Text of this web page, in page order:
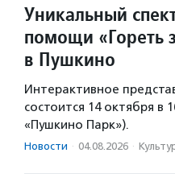
Уникальный
помощи «Гореть
в Пушкино
Интерактивное
состоится 14 октября в
«Пушкино Парк»).
Новости · 04.08.2026 ·